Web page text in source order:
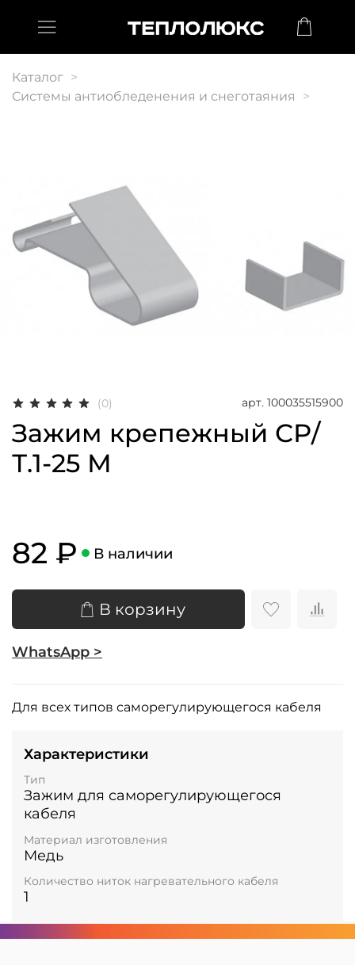
Каталог
Системы антиобледенения и снеготаяния
(0) арт. 100035515900
Зажим крепежный СР/
Т.1-25 М
82 ₽ В наличии
В корзину
WhatsApp >
Для всех типов саморегулирующегося кабеля
Характеристики
Тип
Зажим для саморегулирующегося
кабеля
Материал изготовления
Медь
Количество ниток нагревательного кабеля
1